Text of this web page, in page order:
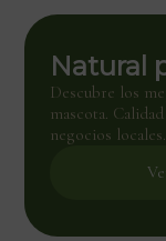
Natural
Descubre los
mascota.
negocios locales.